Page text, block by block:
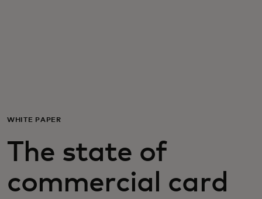
Newsroom
WHITE PAPER
The state of
commercial card